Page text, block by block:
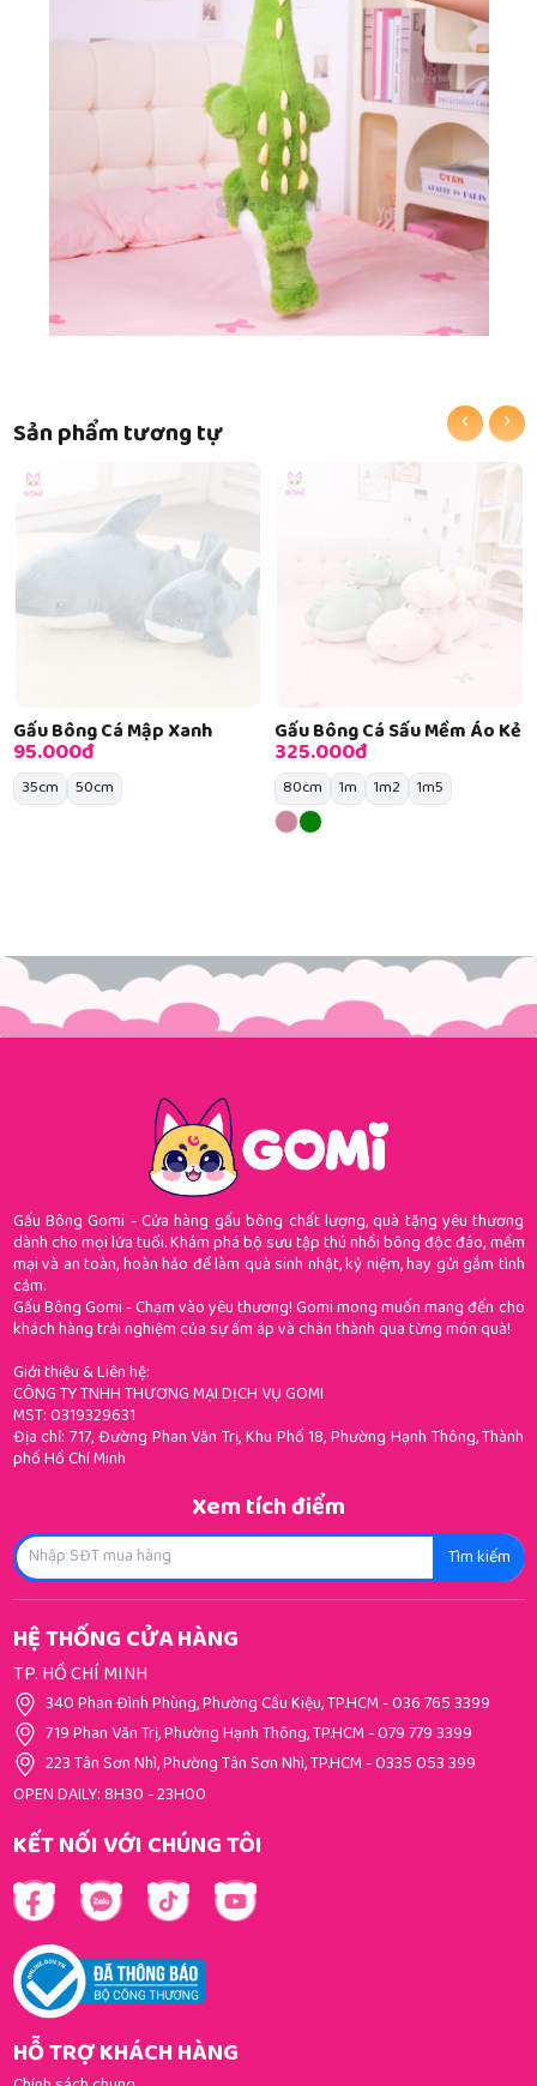
Sản phẩm tương tự
Gấu Bông Cá Mập Xanh
95.000đ
35cm 50cm
Gấu Bông Cá Sấu Mềm Áo Kẻ
325.000đ
80cm 1m 1m2 1m5
‹ ›
Gấu Bông Gomi - Cửa hàng gấu bông chất lượng, quà tặng yêu thương
dành cho mọi lứa tuổi. Khám phá bộ sưu tập thú nhồi bông độc đáo, mềm
mại và an toàn, hoàn hảo để làm quà sinh nhật, kỷ niệm, hay gửi gắm tình
cảm.
Gấu Bông Gomi - Chạm vào yêu thương! Gomi mong muốn mang đến cho
khách hàng trải nghiệm của sự ấm áp và chân thành qua từng món quà!
Giới thiệu & Liên hệ:
CÔNG TY TNHH THƯƠNG MẠI DỊCH VỤ GOMI
MST: 0319329631
Địa chỉ: 717, Đường Phan Văn Trị, Khu Phố 18, Phường Hạnh Thông, Thành
phố Hồ Chí Minh
Xem tích điểm
Tìm kiếm
HỆ THỐNG CỬA HÀNG
TP. HỒ CHÍ MINH
340 Phan Đình Phùng, Phường Cầu Kiệu, TP.HCM-036 765 3399
719 Phan Văn Trị, Phường Hạnh Thông, TP.HCM-079 779 3399
223 Tân Sơn Nhì, Phường Tân Sơn Nhì, TP.HCM-0335 053 399
OPEN DAILY: 8H30 - 23H00
KẾT NỐI VỚI CHÚNG TÔI
HỖ TRỢ KHÁCH HÀNG